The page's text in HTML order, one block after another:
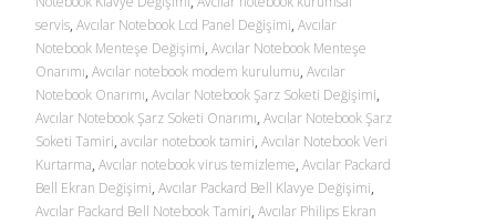
servis, Avcılar Notebook Lcd Panel Değişimi, Avcılar
Notebook Menteşe Değişimi, Avcılar Notebook Menteşe
Onarımı, Avcılar notebook modem kurulumu, Avcılar
Notebook Onarımı, Avcılar Notebook Şarz Soketi Değişimi,
Avcılar Notebook Şarz Soketi Onarımı, Avcılar Notebook Şarz
Soketi Tamiri, avcılar notebook tamiri, Avcılar Notebook Veri
Kurtarma, Avcılar notebook virus temizleme, Avcılar Packard
Bell Ekran Değişimi, Avcılar Packard Bell Klavye Değişimi,
Avcılar Packard Bell Notebook Tamiri, Avcılar Philips Ekran